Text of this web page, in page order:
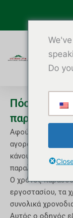
περιεχόμενο
Πόσος
παράδοση
Αφού επιλέξουν
αγοραστές συχνά
κάνουν μια
παραλάβουν το
Ο χρόνος
εργοστασίου, τα
συνολικά
Αυτός ο οδηγός
Do